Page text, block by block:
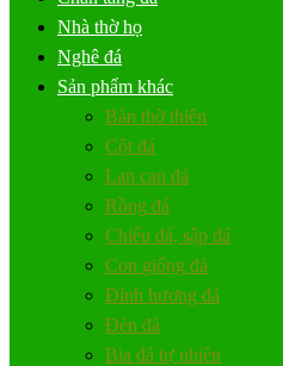
Nhà thờ họ
Nghê đá
Sản phẩm khác
Bàn thờ thiên
Cột đá
Lan can đá
Rồng đá
Chiếu đá, sập đá
Con giống đá
Đỉnh hương đá
Đèn đá
Bia đá tự nhiên